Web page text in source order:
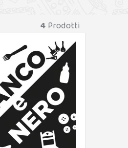
4 Prodotti